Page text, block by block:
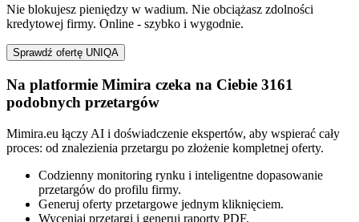
Nie blokujesz pieniędzy w wadium. Nie obciążasz zdolności
kredytowej firmy. Online - szybko i wygodnie.
Sprawdź ofertę UNIQA
Na platformie Mimira czeka na Ciebie 3161
podobnych przetargów
Mimira.eu łączy AI i doświadczenie ekspertów, aby wspierać cały
proces: od znalezienia przetargu po złożenie kompletnej oferty.
Codzienny monitoring rynku i inteligentne dopasowanie
przetargów do profilu firmy.
Generuj oferty przetargowe jednym kliknięciem.
Wyceniaj przetargi i generuj raporty PDF.